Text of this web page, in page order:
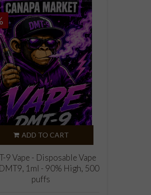
ADD TO CART
9 Vape - Disposable Vape
1ml - 90% High, 500
puffs